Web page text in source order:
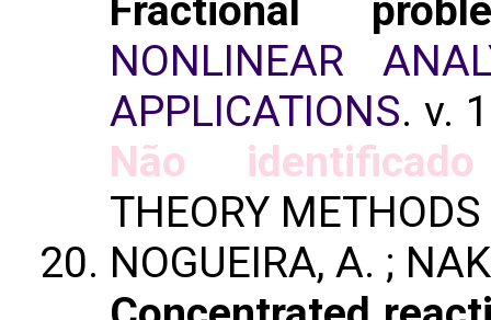
Fractional
NONLINEAR
APPLICATIONS. v.
Não identificado
THEORY
NOGUEIRA, A. ;